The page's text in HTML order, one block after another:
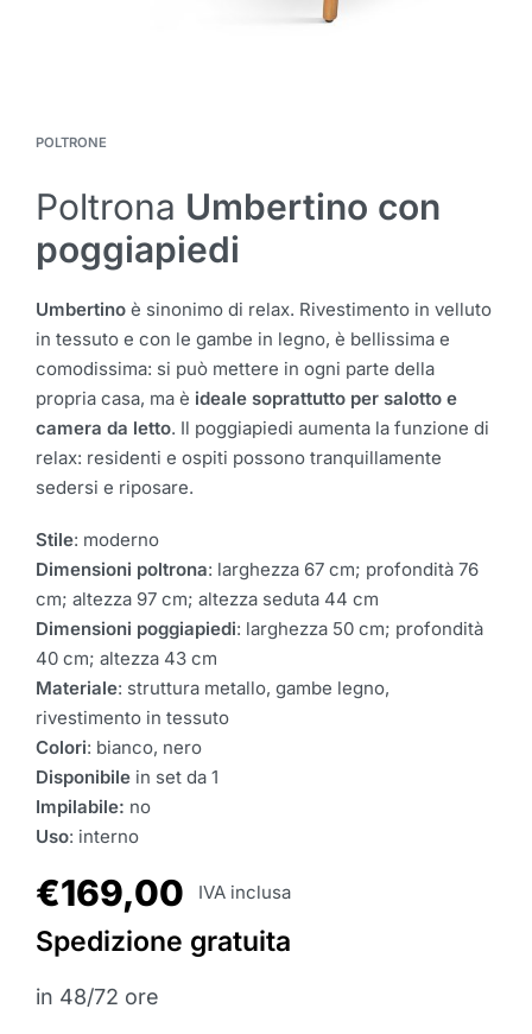
POLTRONE
Poltrona Umbertino con
poggiapiedi
Umbertino è sinonimo di relax. Rivestimento in velluto
in tessuto e con le gambe in legno, è bellissima e
comodissima: si può mettere in ogni parte della
propria casa, ma è ideale soprattutto per salotto e
camera da letto. Il poggiapiedi aumenta la funzione di
relax: residenti e ospiti possono tranquillamente
sedersi e riposare.
Stile: moderno
Dimensioni poltrona: larghezza 67 cm; profondità 76
cm; altezza 97 cm; altezza seduta 44 cm
Dimensioni poggiapiedi: larghezza 50 cm; profondità
40 cm; altezza 43 cm
Materiale: struttura metallo, gambe legno,
rivestimento in tessuto
Colori: bianco, nero
Disponibile in set da 1
Impilabile: no
Uso: interno
€169,00 IVA inclusa
Spedizione gratuita
in 48/72 ore